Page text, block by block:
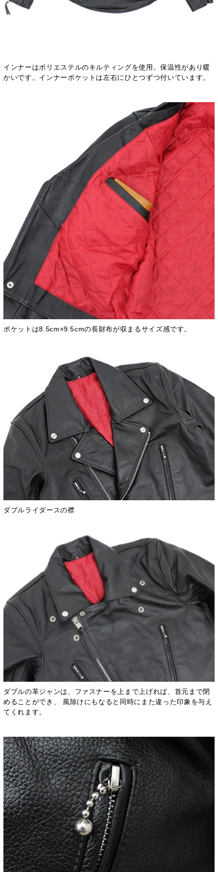
インナーはポリエステルのキルティングを使用。保温性があり暖
かいです。インナーポケットは左右にひとつずつ付いています。
ポケットは8.5cm×9.5cmの長財布が収まるサイズ感です。
ダブルライダースの襟
ダブルの革ジャンは、ファスナーを上まで上げれば、首元まで閉
めることができ、 風除けにもなると同時にまた違った印象を与え
てくれます。